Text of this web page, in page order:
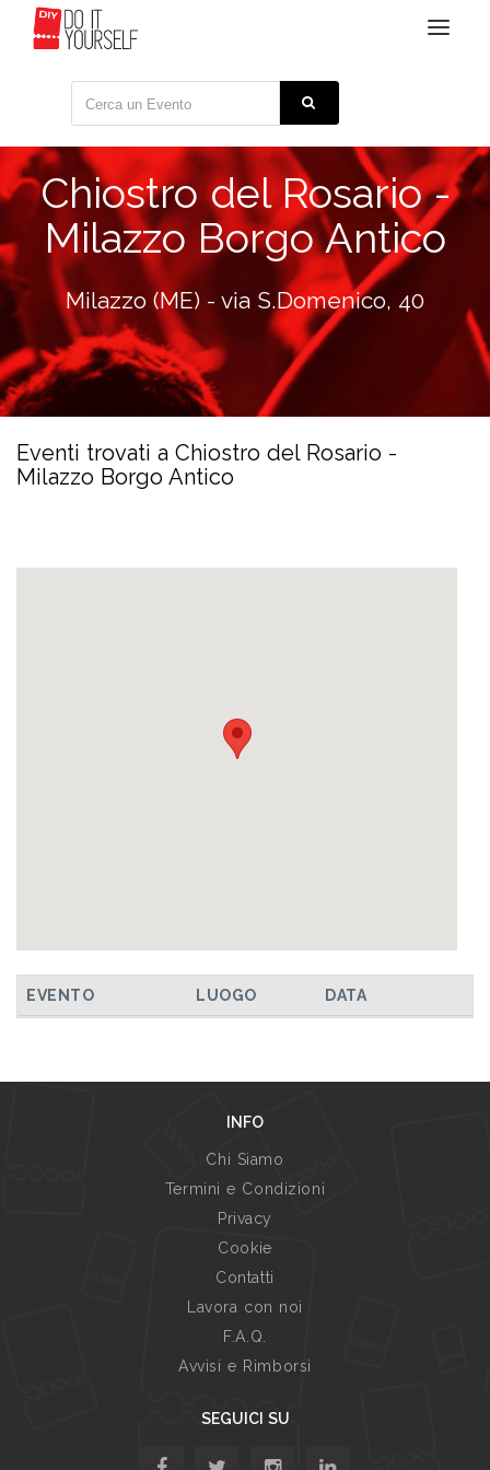
Toggle
Chiostro del Rosario -
Milazzo Borgo Antico
Milazzo (ME) - via S.Domenico, 40
Eventi trovati a Chiostro del Rosario -
Milazzo Borgo Antico
EVENTO LUOGO DATA
INFO
Chi Siamo
Termini e Condizioni
Privacy
Cookie
Contatti
Lavora con noi
F.A.Q.
Avvisi e Rimborsi
SEGUICI SU